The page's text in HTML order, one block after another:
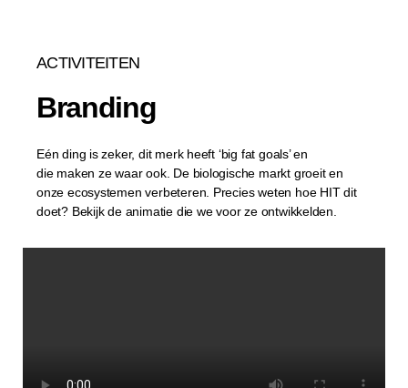
ACTIVITEITEN
Branding
Eén ding is zeker, dit merk heeft ‘big fat goals’ en
diemaken ze waar ook. De biologische markt groeit en
onze ecosystemen verbeteren. Precies weten hoe HIT dit
doet? Bekijk de animatie die we voor ze ontwikkelden.